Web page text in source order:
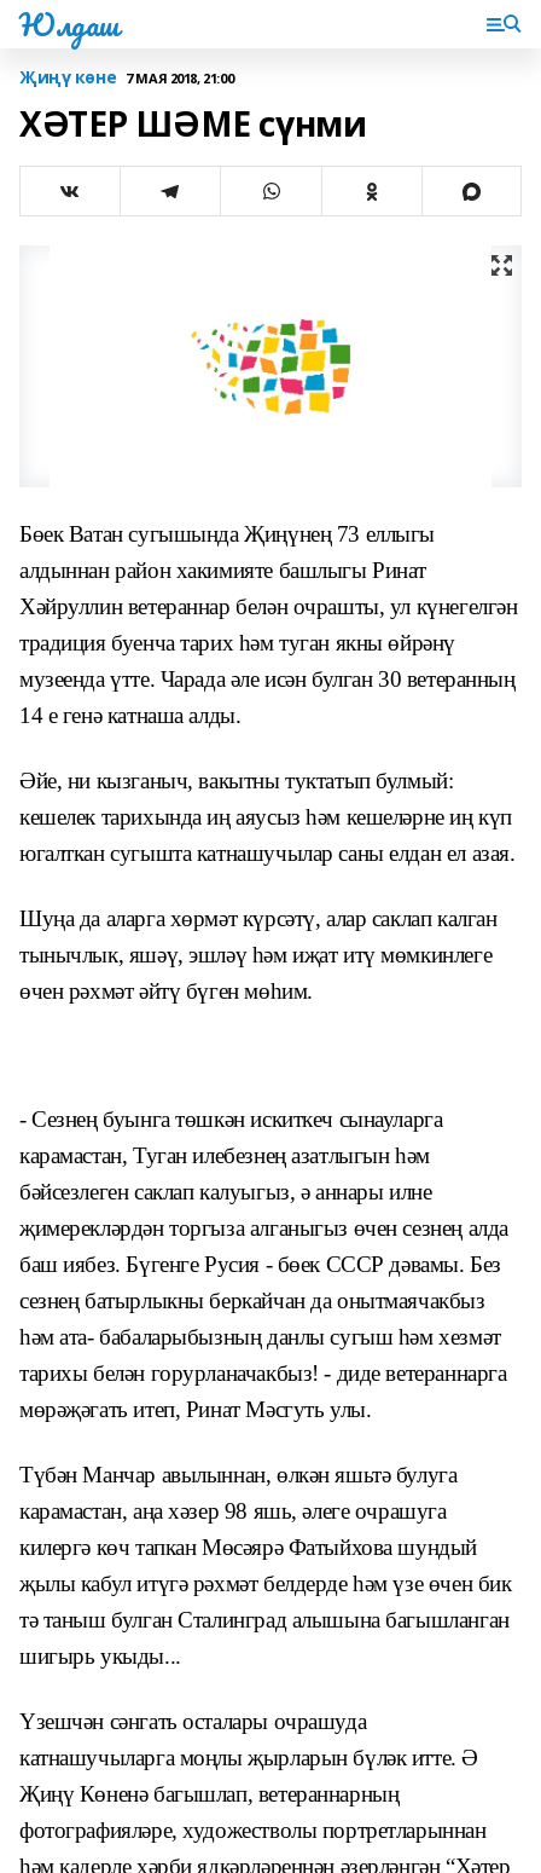
Юлдаш
Җиңү көне 7 МАЯ 2018, 21:00
ХӘТЕР ШӘМЕ сүнми
Бөек Ватан сугышында Җиңүнең 73 еллыгы
алдыннан район хакимияте башлыгы Ринат
Хәйруллин ветераннар белән очрашты, ул күнегелгән
традиция буенча тарих һәм туган якны өйрәнү
музеенда үтте. Чарада әле исән булган 30 ветеранның
14 е генә кат­наша алды.
Әйе, ни кызганыч, вакытны туктатып булмый:
кешелек тарихында иң аяусыз һәм кешеләрне иң күп
югалткан сугыш­та катнашучылар саны елдан ел азая.
Шуңа да аларга хөрмәт күрсәтү, алар саклап калган
тынычлык, яшәү, эшләү һәм иҗат итү мөмкинлеге
өчен рәхмәт әйтү бүген мөһим.
- Сезнең буынга төшкән искиткеч сы­науларга
карамастан, Туган илебезнең азатлыгын һәм
бәйсезлеген саклап ка­луыгыз, ә аннары илне
җимерекләрдән торгыза алганыгыз өчен сезнең алда
баш иябез. Бүгенге Русия - бөек СССР дәвамы. Без
сезнең батырлыкны бер­кайчан да онытмаячакбыз
һәм ата- бабаларыбызның данлы сугыш һәм хезмәт
тарихы белән горурланачакбыз!- диде ветераннарга
мөрәҗәгать итеп, Ринат Мәсгуть улы.
Түбән Манчар авылыннан, өлкән яшьтә булуга
карамастан, аңа хәзер 98 яшь, әлеге очрашуга
килергә көч тап­кан Мөсәярә Фатыйхова шундый
җылы кабул итүгә рәхмәт белдерде һәм үзе өчен бик
тә таныш булган Сталинград алышына багышланган
шигырь укыды...
Үзешчән сәнгать осталары очрашу­да
катнашучыларга моңлы җырларын бүләк итте. Ә
Җиңү Көненә багышлап, ветераннарның
фотографияләре, ху­дожестволы портретларыннан
һәм ка­дерле хәрби ядкәрләреннән әзерләнгән “Хәтер